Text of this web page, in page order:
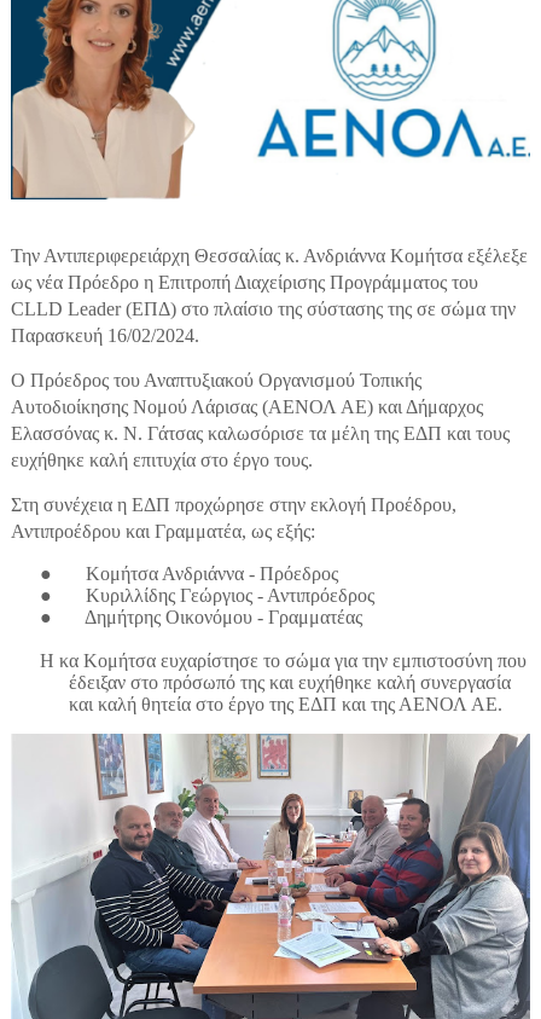
Την Αντιπεριφερειάρχη Θεσσαλίας κ. Ανδριάννα Κομήτσα εξέλεξε
ως νέα Πρόεδρο η Επιτροπή Διαχείρισης Προγράμματος του
CLLD Leader (ΕΠΔ) στο πλαίσιο της σύστασης της σε σώμα την
Παρασκευή 16/02/2024.
Ο Πρόεδρος του Αναπτυξιακού Οργανισμού Τοπικής
Αυτοδιοίκησης Νομού Λάρισας (ΑΕΝΟΛ ΑΕ) και Δήμαρχος
Ελασσόνας κ. Ν. Γάτσας καλωσόρισε τα μέλη της ΕΔΠ και τους
ευχήθηκε καλή επιτυχία στο έργο τους.
Στη συνέχεια η ΕΔΠ προχώρησε στην εκλογή Προέδρου,
Αντιπροέδρου και Γραμματέα, ως εξής:
●
Κομήτσα Ανδριάννα - Πρόεδρος
●
Κυριλλίδης Γεώργιος - Αντιπρόεδρος
●
Δημήτρης Οικονόμου - Γραμματέας
Η κα Κομήτσα ευχαρίστησε το σώμα για την εμπιστοσύνη που
έδειξαν στο πρόσωπό της και ευχήθηκε καλή συνεργασία
και καλή θητεία στο έργο της ΕΔΠ και της ΑΕΝΟΛ ΑΕ.